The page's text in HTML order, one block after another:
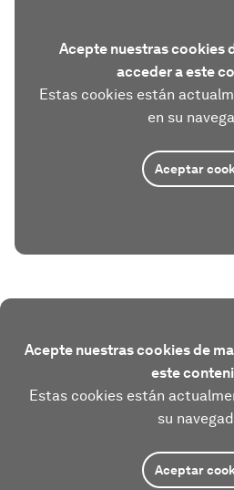
Acepte nuestras cookies
acceder a este
Estas cookies están
en su
Aceptar
Acepte nuestras cookies de
este
Estas cookies están
su
Aceptar